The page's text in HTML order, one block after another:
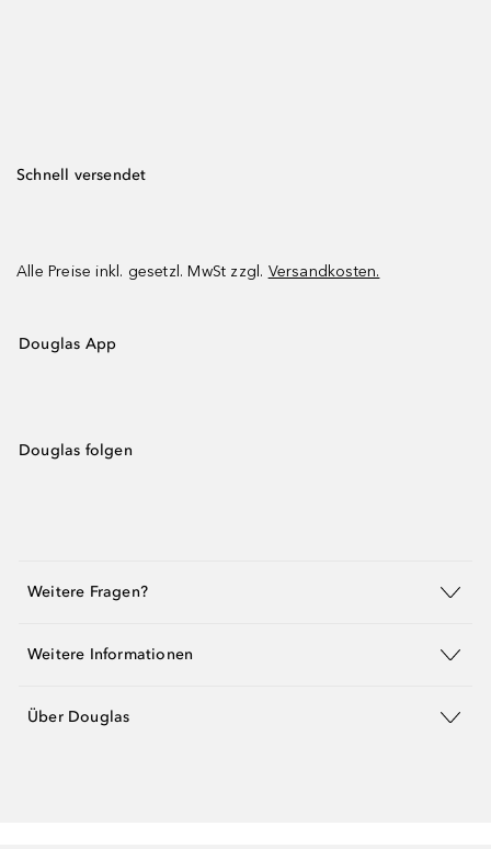
Schnell versendet
Alle Preise inkl. gesetzl. MwSt zzgl. Versandkosten.
Douglas App
Douglas folgen
Weitere Fragen?
Weitere Informationen
Über Douglas